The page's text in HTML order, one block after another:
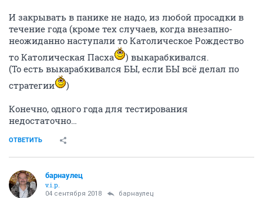
И закрывать в панике не надо, из любой просадки в
течение года (кроме тех случаев, когда внезапно-
неожиданно наступали то Католическое Рождество
то Католическая Пасха
) выкарабкивался.
(То есть выкарабкивался БЫ, если БЫ всё делал по
стратегии
)
Конечно, одного года для тестирования
недостаточно…
ОТВЕТИТЬ
барнаулец
v.i.p.
04 сентября 2018 барнаулец